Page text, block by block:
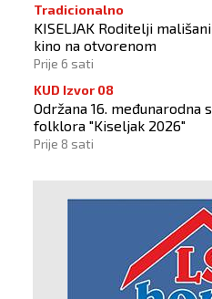
Tradicionalno
KISELJAK Roditelji
kino na otvorenom
Prije 6 sati
KUD Izvor 08
Održana 16. međunarodna
folklora "Kiseljak 2026"
Prije 8 sati